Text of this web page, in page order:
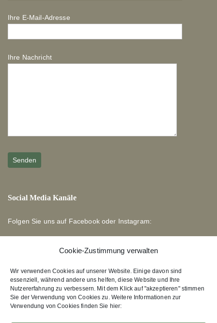
Cookie-Zustimmung verwalten
Wir verwenden Cookies auf unserer Website. Einige davon sind
essenziell, während andere uns helfen, diese Website und Ihre
Nutzererfahrung zu verbessern. Mit dem Klick auf "akzeptieren" stimmen
Sie der Verwendung von Cookies zu. Weitere Informationen zur
Verwendung von Cookies finden Sie hier:
Ihre E-Mail-Adresse
Ihre Nachricht
Social Media Kanäle
Folgen Sie uns auf Facebook oder Instagram:
Links zu unseren Partnerverlagen
Edition Bärenklau